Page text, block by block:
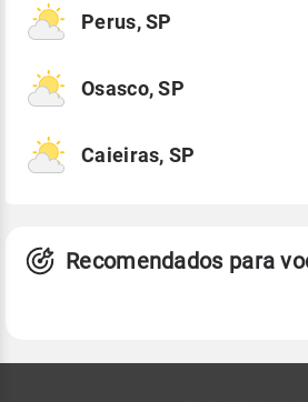
Perus, SP
Osasco, SP
Caieiras, SP
Recomendados para